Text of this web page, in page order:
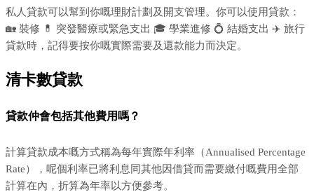
私人貸款可以幫到你嘅理財計劃及開支管理。你可以使用貸款：
🏡 裝修 💊 突發醫療或緊急支出 🎓 學業進修 💍 結婚支出 ✈️ 旅行
貸款時，記得要按你嘅實際需要及還款能力而決定。
清卡數貸款
貸款仲會包括其他費用嗎？
計算貸款成本嘅方式稱為每年實際年利率（Annualised Percentage
Rate），呢個利率已將利息同其他因借貸而需要繳付嘅費用全部
計算在內，折算為年率以方便參考。